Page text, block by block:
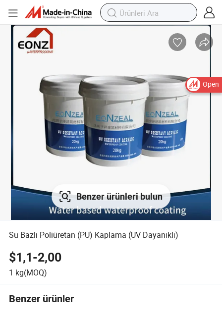
Open
Benzer ürünleri bulun
Su Bazlı Poliüretan (PU) Kaplama (UV Dayanıklı)
$1,1-2,00
1 kg(MOQ)
Benzer ürünler